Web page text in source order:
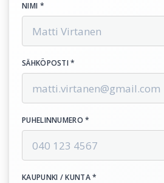
NIMI *
SÄHKÖPOSTI *
PUHELINNUMERO *
KAUPUNKI / KUNTA *